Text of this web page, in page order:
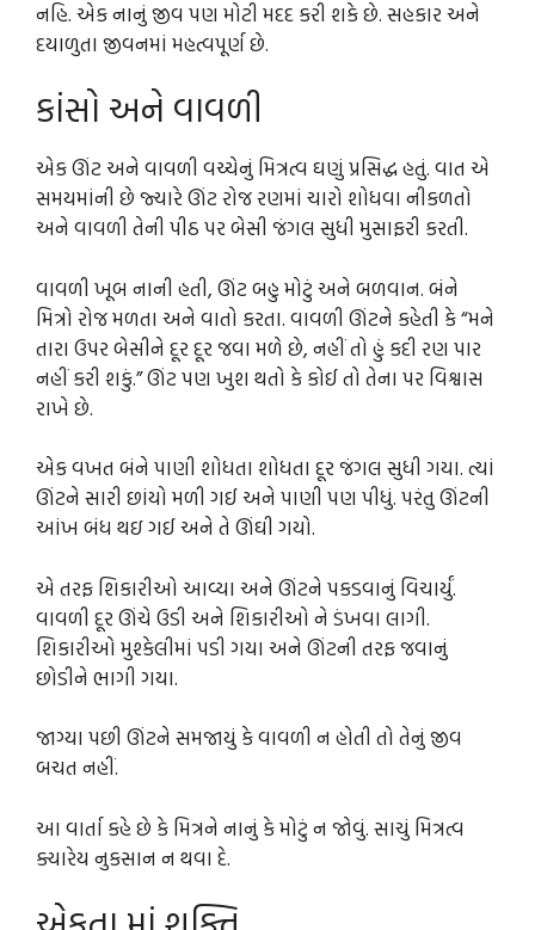
નહિ. એક નાનું જીવ પણ મોટી મદદ કરી શકે છે. સહકાર અને
દયાળુતા જીવનમાં મહત્વપૂર્ણ છે.
કાંસો અને વાવળી
એક ઊંટ અને વાવળી વચ્ચેનું મિત્રત્વ ઘણું પ્રસિદ્ધ હતું. વાત એ
સમયમાંની છે જ્યારે ઊંટ રોજ રણમાં ચારો શોધવા નીકળતો
અને વાવળી તેની પીઠ પર બેસી જંગલ સુધી મુસાફરી કરતી.
વાવળી ખૂબ નાની હતી, ઊંટ બહુ મોટું અને બળવાન. બંને
મિત્રો રોજ મળતા અને વાતો કરતા. વાવળી ઊંટને કહેતી કે “મને
તારા ઉપર બેસીને દૂર દૂર જવા મળે છે, નહીં તો હું કદી રણ પાર
નહીં કરી શકું.” ઊંટ પણ ખુશ થતો કે કોઈ તો તેના પર વિશ્વાસ
રાખે છે.
એક વખત બંને પાણી શોધતા શોધતા દૂર જંગલ સુધી ગયા. ત્યાં
ઊંટને સારી છાંયો મળી ગઈ અને પાણી પણ પીધું. પરંતુ ઊંટની
આંખ બંધ થઇ ગઈ અને તે ઊંઘી ગયો.
એ તરફ શિકારીઓ આવ્યા અને ઊંટને પકડવાનું વિચાર્યું.
વાવળી દૂર ઊંચે ઉડી અને શિકારીઓ ને ડંખવા લાગી.
શિકારીઓ મુશ્કેલીમાં પડી ગયા અને ઊંટની તરફ જવાનું
છોડીને ભાગી ગયા.
જાગ્યા પછી ઊંટને સમજાયું કે વાવળી ન હોતી તો તેનું જીવ
બચત નહીં.
આ વાર્તા કહે છે કે મિત્રને નાનું કે મોટું ન જોવું. સાચું મિત્રત્વ
ક્યારેય નુકસાન ન થવા દે.